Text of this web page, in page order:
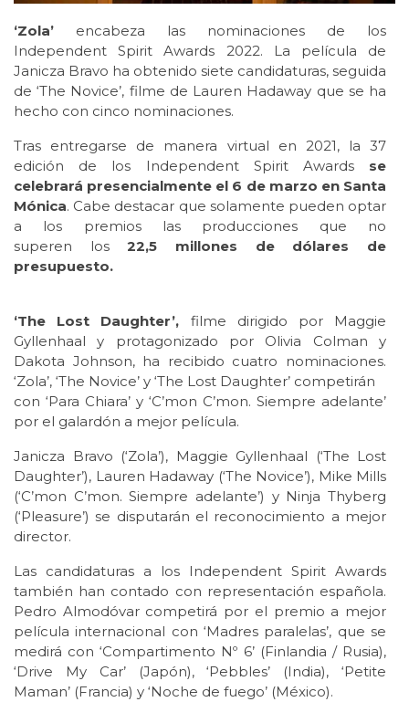
‘Zola’ encabeza las nominaciones de los
Independent Spirit Awards 2022. La película de
Janicza Bravo ha obtenido siete candidaturas, seguida
de ‘The Novice’, filme de Lauren Hadaway que se ha
hecho con cinco nominaciones.
Tras entregarse de manera virtual en 2021, la 37
edición de los Independent Spirit Awards se
celebrará presencialmente el 6 de marzo en Santa
Mónica. Cabe destacar que solamente pueden optar
a los premios las producciones que no
superen
los22,5 millones de dólares de
presupuesto.
‘The Lost Daughter’, filme dirigido por Maggie
Gyllenhaal y protagonizado por Olivia Colman y
Dakota Johnson, ha recibido cuatro nominaciones.
‘Zola’, ‘The Novice’ y ‘The Lost Daughter’ competirán
con ‘Para Chiara’ y ‘C’mon C’mon. Siempre adelante’
por el galardón a mejor película.
Janicza Bravo (‘Zola’), Maggie Gyllenhaal (‘The Lost
Daughter’), Lauren Hadaway (‘The Novice’), Mike Mills
(‘C’mon C’mon. Siempre adelante’) y Ninja Thyberg
(‘Pleasure’) se disputarán el reconocimiento a mejor
director.
Las candidaturas a los Independent Spirit Awards
también han contado con representación española.
Pedro Almodóvar competirá por el premio a mejor
película internacional con ‘Madres paralelas’, que se
medirá con ‘Compartimento Nº 6’ (Finlandia / Rusia),
‘Drive My Car’ (Japón), ‘Pebbles’ (India), ‘Petite
Maman’ (Francia) y ‘Noche de fuego’ (México).